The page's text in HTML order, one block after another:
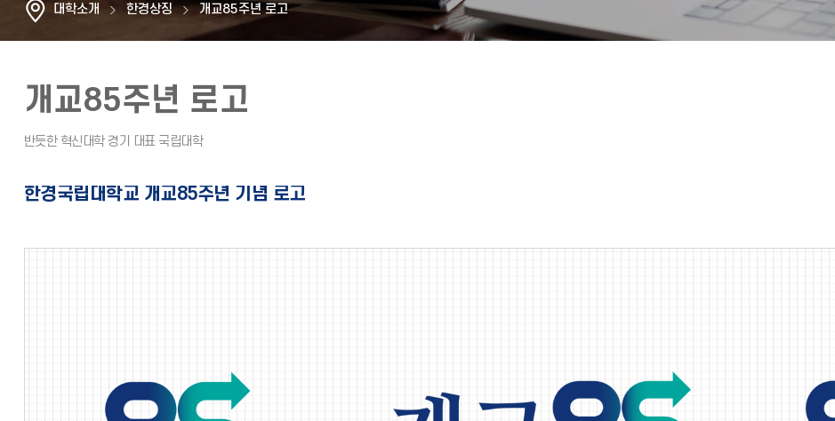
대학소개 한경상징 개교85주년 로고
개교85주년 로고
한경국립대학교 개교85주년 기념 로고